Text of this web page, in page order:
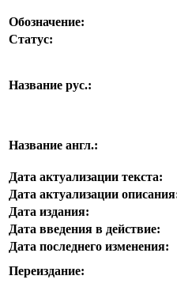
Обозначение:
Статус:
Название рус.:
Название англ.:
Дата актуализации текста:
Дата актуализации
Дата издания:
Дата введения в действие:
Дата последнего изменения:
Переиздание: